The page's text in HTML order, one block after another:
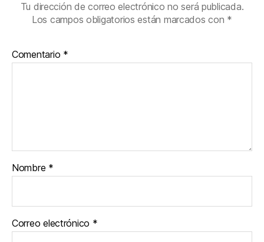
Tu dirección de correo electrónico no será publicada.
Los campos obligatorios están marcados con *
Comentario *
Nombre *
Correo electrónico *